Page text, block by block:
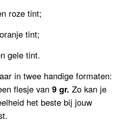
roze tint;
tint;
gele tint.
in twee handige formaten:
flesje van 9 gr. Zo kan je
het beste bij jouw